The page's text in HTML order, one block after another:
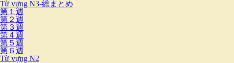
Từ vựng N3-総まとめ
第１週
第２週
第３週
第４週
第５週
第６週
Từ vựng N2